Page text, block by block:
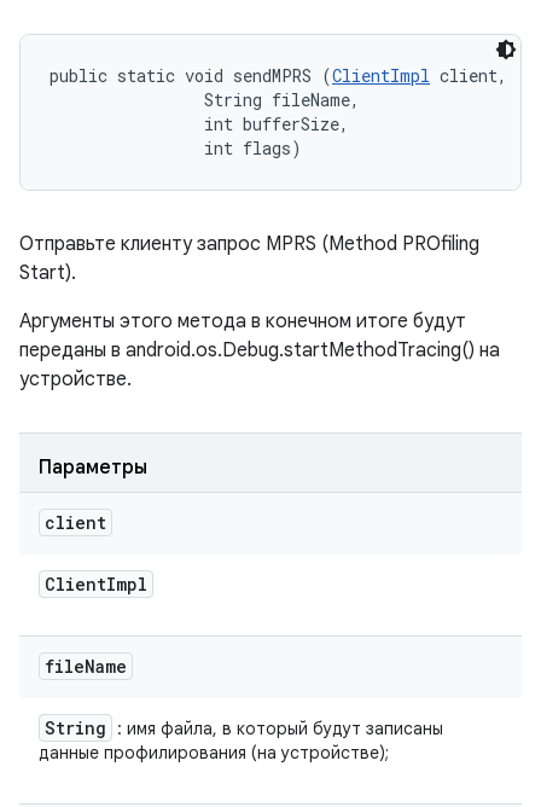
public static void sendMPRS (ClientImpl client,
                String fileName,
                int bufferSize,
                int flags)
Отправьте клиенту запрос MPRS (Method PROfiling
Start).
Аргументы этого метода в конечном итоге будут
переданы в android.os.Debug.startMethodTracing() на
устройстве.
Параметры
client
ClientImpl
fileName
String
: имя файла, в который будут записаны
данные профилирования (на устройстве);